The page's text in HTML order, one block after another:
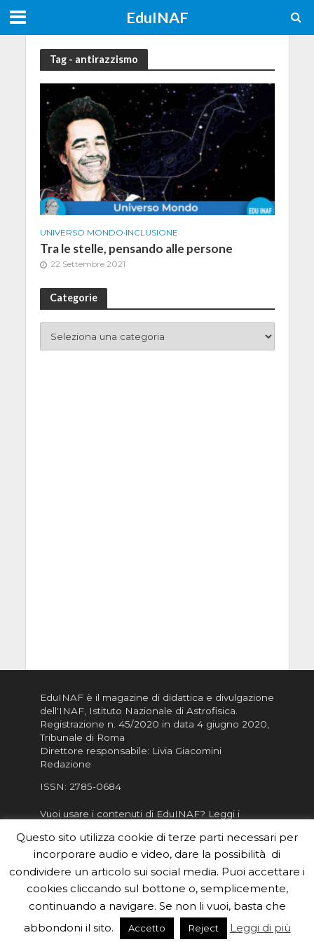
EduINAF
Tag - antirazzismo
UNIVERSO MONDO•INCLUSIONE
Tra le stelle, pensando alle persone
22 Settembre 2021
Categorie
EduINAF è il magazine di didattica e divulgazione
dell'INAF, Istituto Nazionale di Astrofisica
Registrazione n. 45/2020 in data 4 giugno 2020,
Tribunale di Roma
Direttore responsabile: Livia Giacomini
Redazione
ISSN: 2785-0684
Vuoi usare i contenuti di EduINAF? Leggi i
Informativa sulla Privacy
Informatva sui Cookie
Per la rubrica de l'Astronomo risponde, per
inviarci le tue foto o i tuoi contributi, scrivici a
redazione.edu [chiocciola] inaf.it oppure
il form
Questo sito utilizza cookie di terze parti necessari per
incorporare audio e video, dare la possibilità di
condividere un articolo sui social media. Puoi accettare i
cookies cliccando sul bottone o, semplicemente,
continuando a navigare. Se non li vuoi, basta che
abbondoni il sito.
Accetto Reject Leggi di più